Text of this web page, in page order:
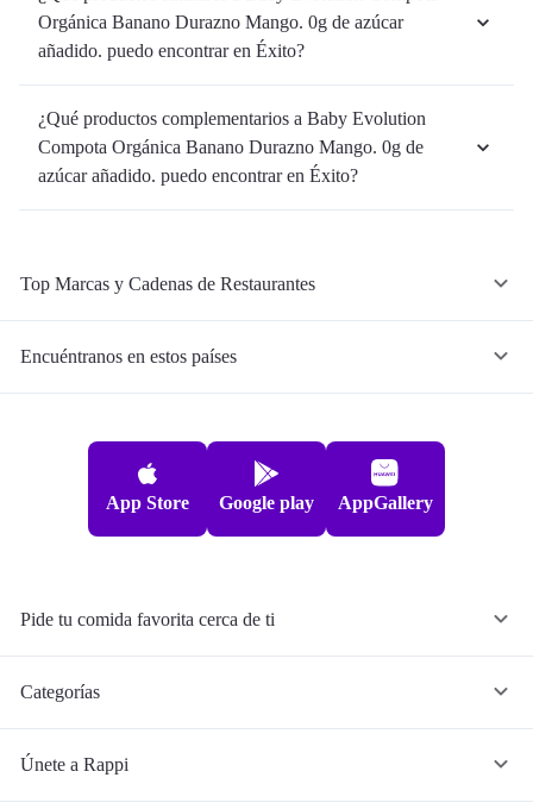
Orgánica Banano Durazno Mango. 0g de azúcar
añadido. puedo encontrar en Éxito?
¿Qué productos complementarios a Baby Evolution
Compota Orgánica Banano Durazno Mango. 0g de
azúcar añadido. puedo encontrar en Éxito?
Top Marcas y Cadenas de Restaurantes
Encuéntranos en estos países
App Store Google play AppGallery
Pide tu comida favorita cerca de ti
Categorías
Únete a Rappi